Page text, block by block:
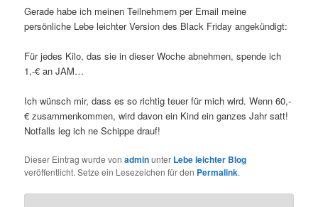
Gerade habe ich meinen Teilnehmern per Email meine
persönliche Lebe leichter Version des Black Friday angekündigt:
Für jedes Kilo, das sie in dieser Woche abnehmen, spende ich
1,-€ an JAM…
Ich wünsch mir, dass es so richtig teuer für mich wird. Wenn 60,-
€ zusammenkommen, wird davon ein Kind ein ganzes Jahr satt!
Notfalls leg ich ne Schippe drauf!
Dieser Eintrag wurde vonadminunter Lebe leichter Blog
veröffentlicht. Setze ein Lesezeichen für den Permalink.